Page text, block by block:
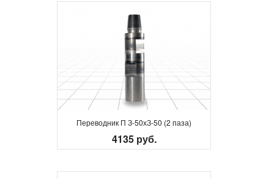
Переводник П З-50хЗ-50 (2 паза)
4135 руб.